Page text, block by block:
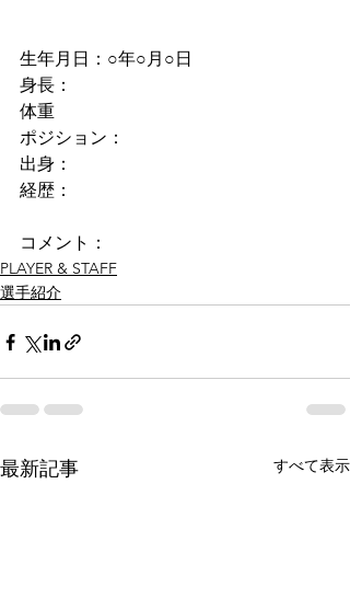
生年月日：○年○月○日
身長：
体重
ポジション：
出身：
経歴：
コメント：
PLAYER & STAFF
選手紹介
最新記事 すべて表示